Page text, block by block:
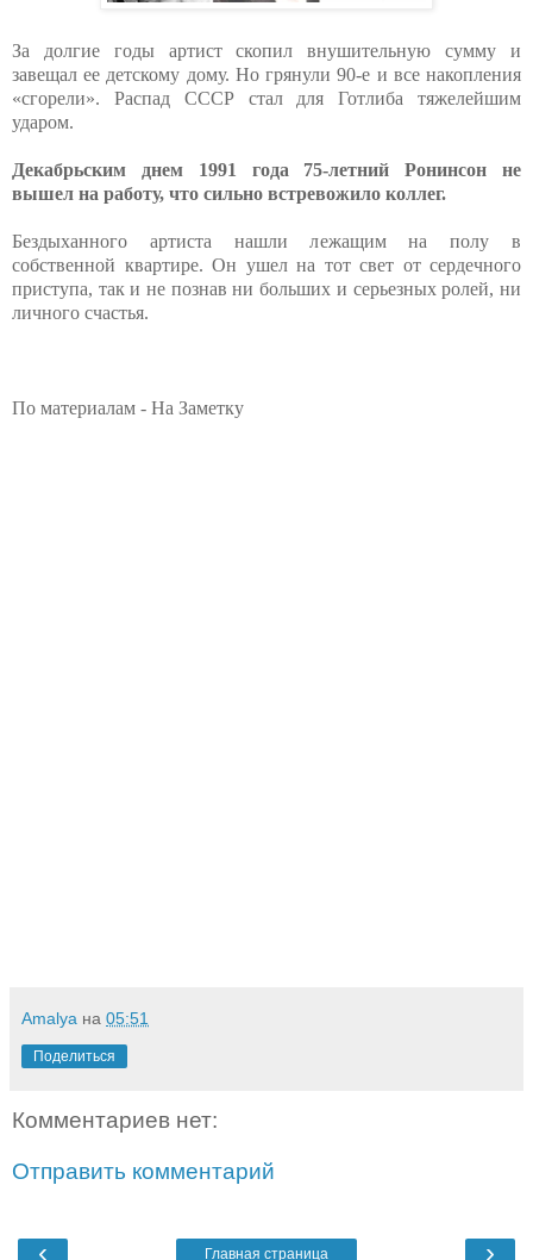
За долгие годы артист скопил внушительную сумму и
завещал ее детскому дому. Но грянули 90-е и все накопления
«сгорели». Распад СССР стал для Готлиба тяжелейшим
ударом.
Декабрьским днем 1991 года 75-летний Ронинсон не
вышел на работу, что сильно встревожило коллег.
Бездыханного артиста нашли лежащим на полу в
собственной квартире. Он ушел на тот свет от сердечного
приступа, так и не познав ни больших и серьезных ролей, ни
личного счастья.
По материалам - На Заметку
Amalya на 05:51
Поделиться
Комментариев нет:
Отправить комментарий
‹ ›
Главная страница